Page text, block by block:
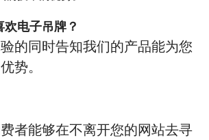
电子吊牌？
的同时告知我们的产品能为您
势。
者能够在不离开您的网站去寻